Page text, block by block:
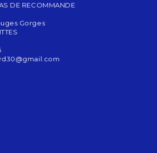
DE RECOMMANDE
Gorges